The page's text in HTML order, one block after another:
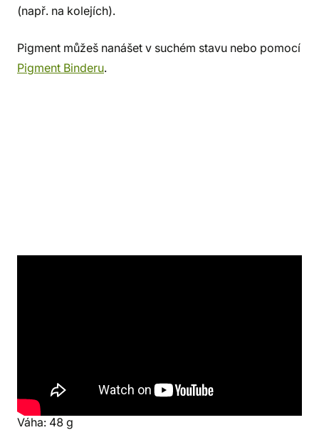
(např. na kolejích).
Pigment můžeš nanášet v suchém stavu nebo pomocí
Pigment Binderu.
Parametry
Objem: 35 ml
Váha: 48 g
EAN